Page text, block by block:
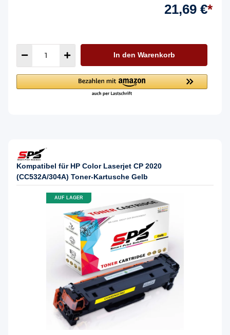
21,69 €*
In den Warenkorb
Kompatibel für HP Color Laserjet CP 2020
(CC532A/304A) Toner-Kartusche Gelb
AUF LAGER